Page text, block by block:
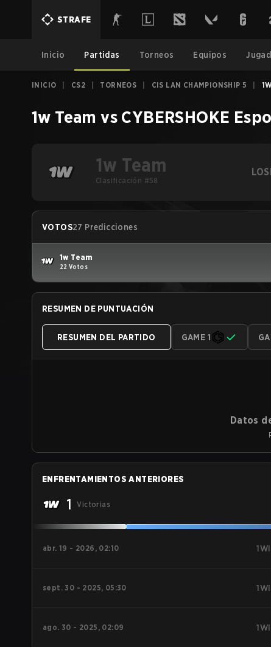
STRAFE
Inicio Partidas Torneos Equipos
INICIO CS2 TORNEOS CIS LAN CHAMPIONSHIP 5
1w Team vs CYBERSHOKE
1w Team
Clasificación #58
VOTOS27 Predicciones
1w Team
22 Votos
RESUMEN DE PUNTUACIÓN
RESUMEN DEL PARTIDO GAME 1
Datos
ENFRENTAMIENTOS ANTERIORES
1 Victorias
abr. 19 - 2026, 02:10
sept. 30 - 2025, 05:30
ago. 30 - 2025, 02:09